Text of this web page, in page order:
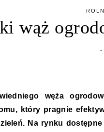
wąż
-
który pragnie
Na rynku